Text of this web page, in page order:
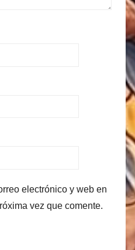
electrónico y web en
vez que comente.